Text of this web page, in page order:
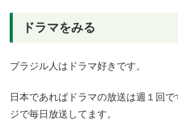
ドラマをみる
ブラジル人はドラマ好きです。
日本であればドラマの放送は週１回
ジで毎日放送してます。